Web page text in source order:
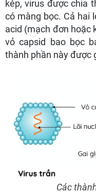
kép, virus được chia
có màng bọc. Cả hai
acid (mạch đơn hoặc
vỏ capsid bao bọc
thành phần này được
Các